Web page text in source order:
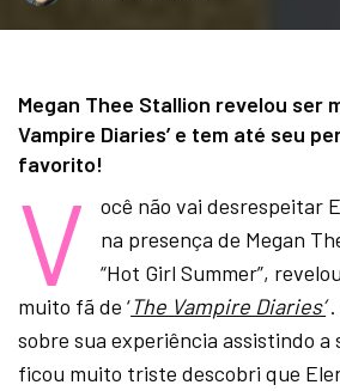
Megan Thee Stallion revelou ser
Vampire Diaries’ e tem até seu
favorito!
V
ocê não vai desrespeitar
na presença de Megan
“Hot Girl Summer”,
muito fã de ‘The Vampire Diaries’.
sobre sua experiência assistindo a
ficou muito triste descobri que